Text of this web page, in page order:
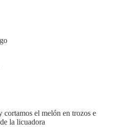
cortamos el melón en trozos e
la licuadora